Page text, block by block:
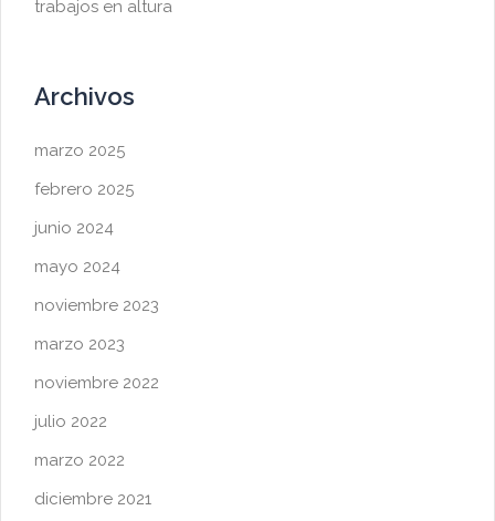
trabajos en altura
Archivos
marzo 2025
febrero 2025
junio 2024
mayo 2024
noviembre 2023
marzo 2023
noviembre 2022
julio 2022
marzo 2022
diciembre 2021